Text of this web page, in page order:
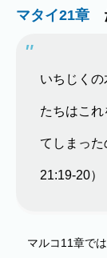
マタイ21章
いちじく
たちはこ
てしまった
21:19-20）
マルコ11章では